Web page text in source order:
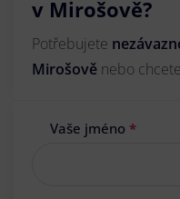
v Mirošově?
Potřebujete
Mirošově nebo
Vaše jméno *